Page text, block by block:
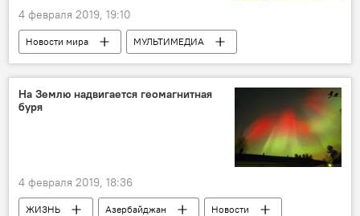
4 февраля 2019, 19:10
Новости мира
МУЛЬТИМЕДИА
Фото
ЖИЗНЬ
Происшествия
Культура
На Землю надвигается геомагнитная
буря
4 февраля 2019, 18:36
ЖИЗНЬ Азербайджан Новости